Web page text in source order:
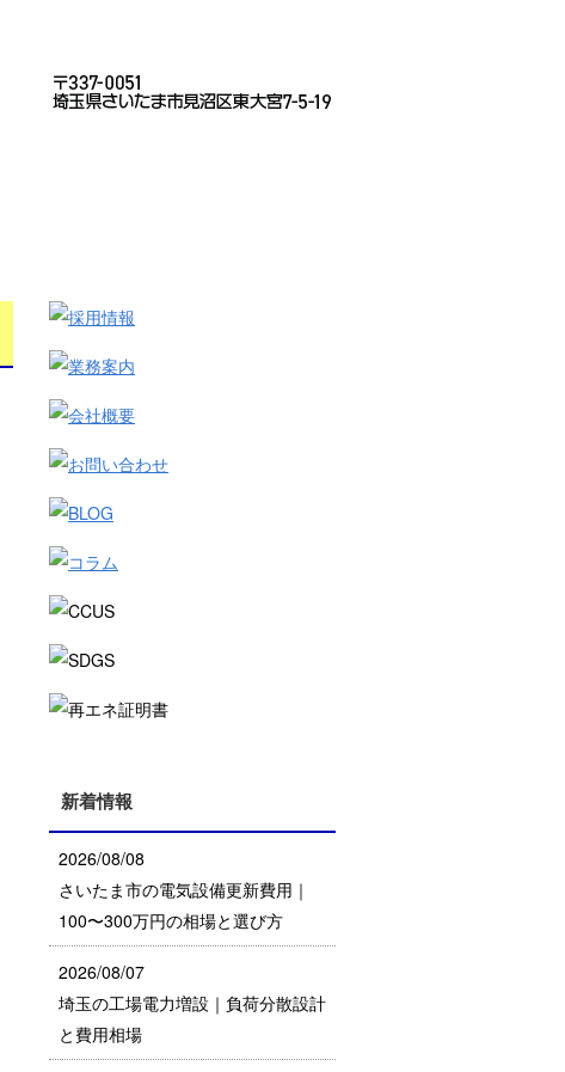
新着情報
2026/08/08
さいたま市の電気設備更新費用｜
100〜300万円の相場と選び方
2026/08/07
埼玉の工場電力増設｜負荷分散設計
と費用相場